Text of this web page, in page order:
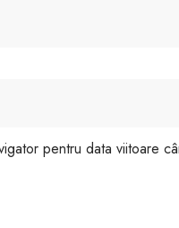
pentru data viitoare